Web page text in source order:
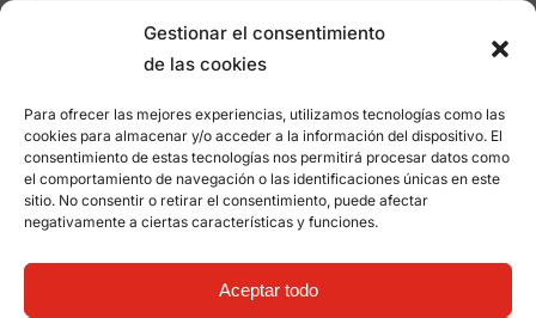
Gestionar el consentimiento
de las cookies
Para ofrecer las mejores experiencias, utilizamos tecnologías como las
cookies para almacenar y/o acceder a la información del dispositivo. El
consentimiento de estas tecnologías nos permitirá procesar datos como
el comportamiento de navegación o las identificaciones únicas en este
sitio. No consentir o retirar el consentimiento, puede afectar
negativamente a ciertas características y funciones.
Aceptar todo
46960 ALDAIA
Valencia – Espagne
+34 96 151 53 44
info@grupfabregas.com
Grup Fábregas
Accès concessionnaire
Avis légal
Politique de confidentialité
Informations sur les cookies